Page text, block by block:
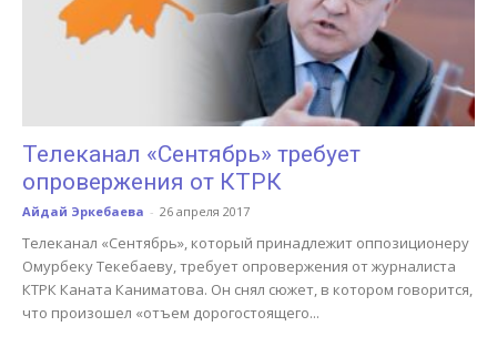
Телеканал «Сентябрь» требует
опровержения от КТРК
Айдай Эркебаева - 26 апреля 2017
Телеканал «Сентябрь», который принадлежит оппозиционеру
Омурбеку Текебаеву, требует опровержения от журналиста
КТРК Каната Каниматова. Он снял сюжет, в котором говорится,
что произошел «отъем дорогостоящего...